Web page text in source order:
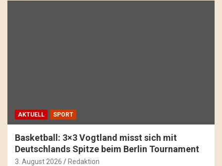
AKTUELL SPORT
Basketball: 3×3 Vogtland misst sich mit
Deutschlands Spitze beim Berlin Tournament
3. August 2026 Redaktion